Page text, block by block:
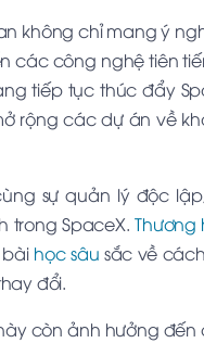
không chỉ mang ý
các công nghệ tiên
tiếp tục thúc đẩy
rộng các dự án về
sự quản lý độc
trong SpaceX.Thương
học sâu sắc về
đổi.
còn ảnh hưởng